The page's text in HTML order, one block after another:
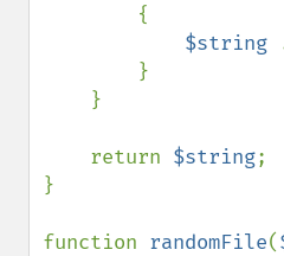
$string
    return
$string;
}
function randomFile(